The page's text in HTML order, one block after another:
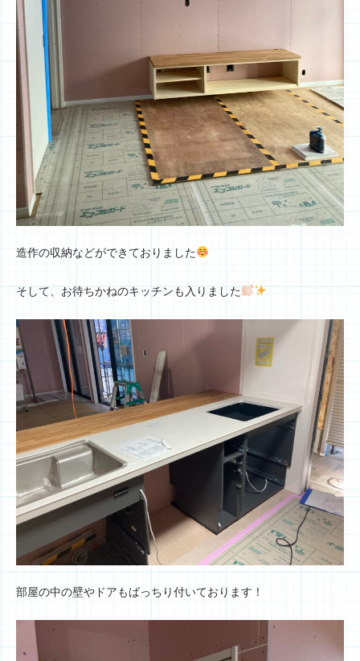
造作の収納などができておりました
そして、お待ちかねのキッチンも入りました
部屋の中の壁やドアもばっちり付いております！